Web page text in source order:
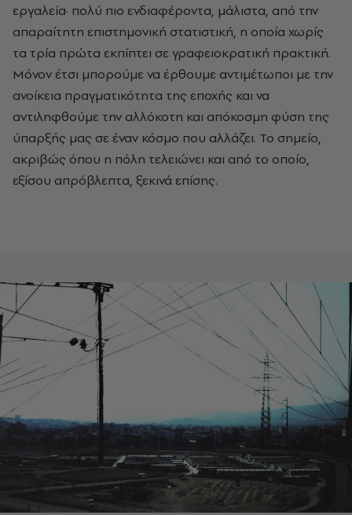
εργαλεία· πολύ πιο ενδιαφέροντα, μάλιστα, από την
απαραίτητη επιστημονική στατιστική, η οποία χωρίς
τα τρία πρώτα εκπίπτει σε γραφειοκρατική πρακτική.
Μόνον έτσι μπορούμε να έρθουμε αντιμέτωποι με την
ανοίκεια πραγματικότητα της εποχής και να
αντιληφθούμε την αλλόκοτη και απόκοσμη φύση της
ύπαρξής μας σε έναν κόσμο που αλλάζει. Το σημείο,
ακριβώς όπου η πόλη τελειώνει και από το οποίο,
εξίσου απρόβλεπτα, ξεκινά επίσης.